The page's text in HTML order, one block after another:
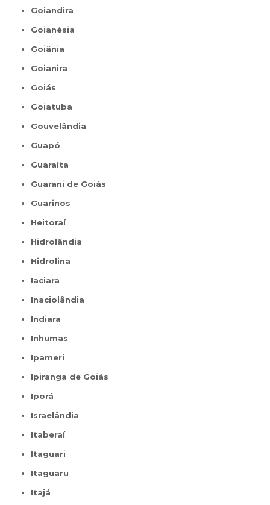
Goiandira
Goianésia
Goiânia
Goianira
Goiás
Goiatuba
Gouvelândia
Guapó
Guaraíta
Guarani de Goiás
Guarinos
Heitoraí
Hidrolândia
Hidrolina
Iaciara
Inaciolândia
Indiara
Inhumas
Ipameri
Ipiranga de Goiás
Iporá
Israelândia
Itaberaí
Itaguari
Itaguaru
Itajá